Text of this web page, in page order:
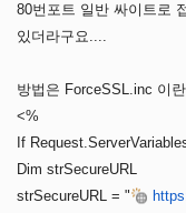
80번포트 일반 싸이트로
있더라구요....
방법은 ForceSSL.inc 이
<%
If
Dim strSecureURL
strSecureURL = "